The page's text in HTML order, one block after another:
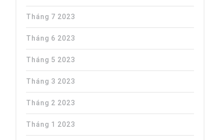
Tháng 7 2023
Tháng 6 2023
Tháng 5 2023
Tháng 3 2023
Tháng 2 2023
Tháng 1 2023